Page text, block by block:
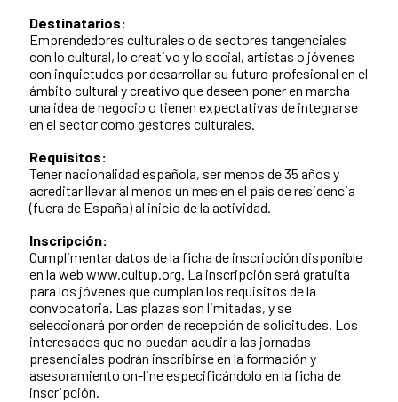
Destinatarios:
Emprendedores culturales o de sectores tangenciales
con lo cultural, lo creativo y lo social, artistas o jóvenes
con inquietudes por desarrollar su futuro profesional en el
ámbito cultural y creativo que deseen poner en marcha
una idea de negocio o tienen expectativas de integrarse
en el sector como gestores culturales.
Requisitos:
Tener nacionalidad española, ser menos de 35 años y
acreditar llevar al menos un mes en el país de residencia
(fuera de España) al inicio de la actividad.
Inscripción:
Cumplimentar datos de la ficha de inscripción disponible
en la web www.cultup.org. La inscripción será gratuita
para los jóvenes que cumplan los requisitos de la
convocatoria. Las plazas son limitadas, y se
seleccionará por orden de recepción de solicitudes. Los
interesados que no puedan acudir a las jornadas
presenciales podrán inscribirse en la formación y
asesoramiento on-line especificándolo en la ficha de
inscripción.